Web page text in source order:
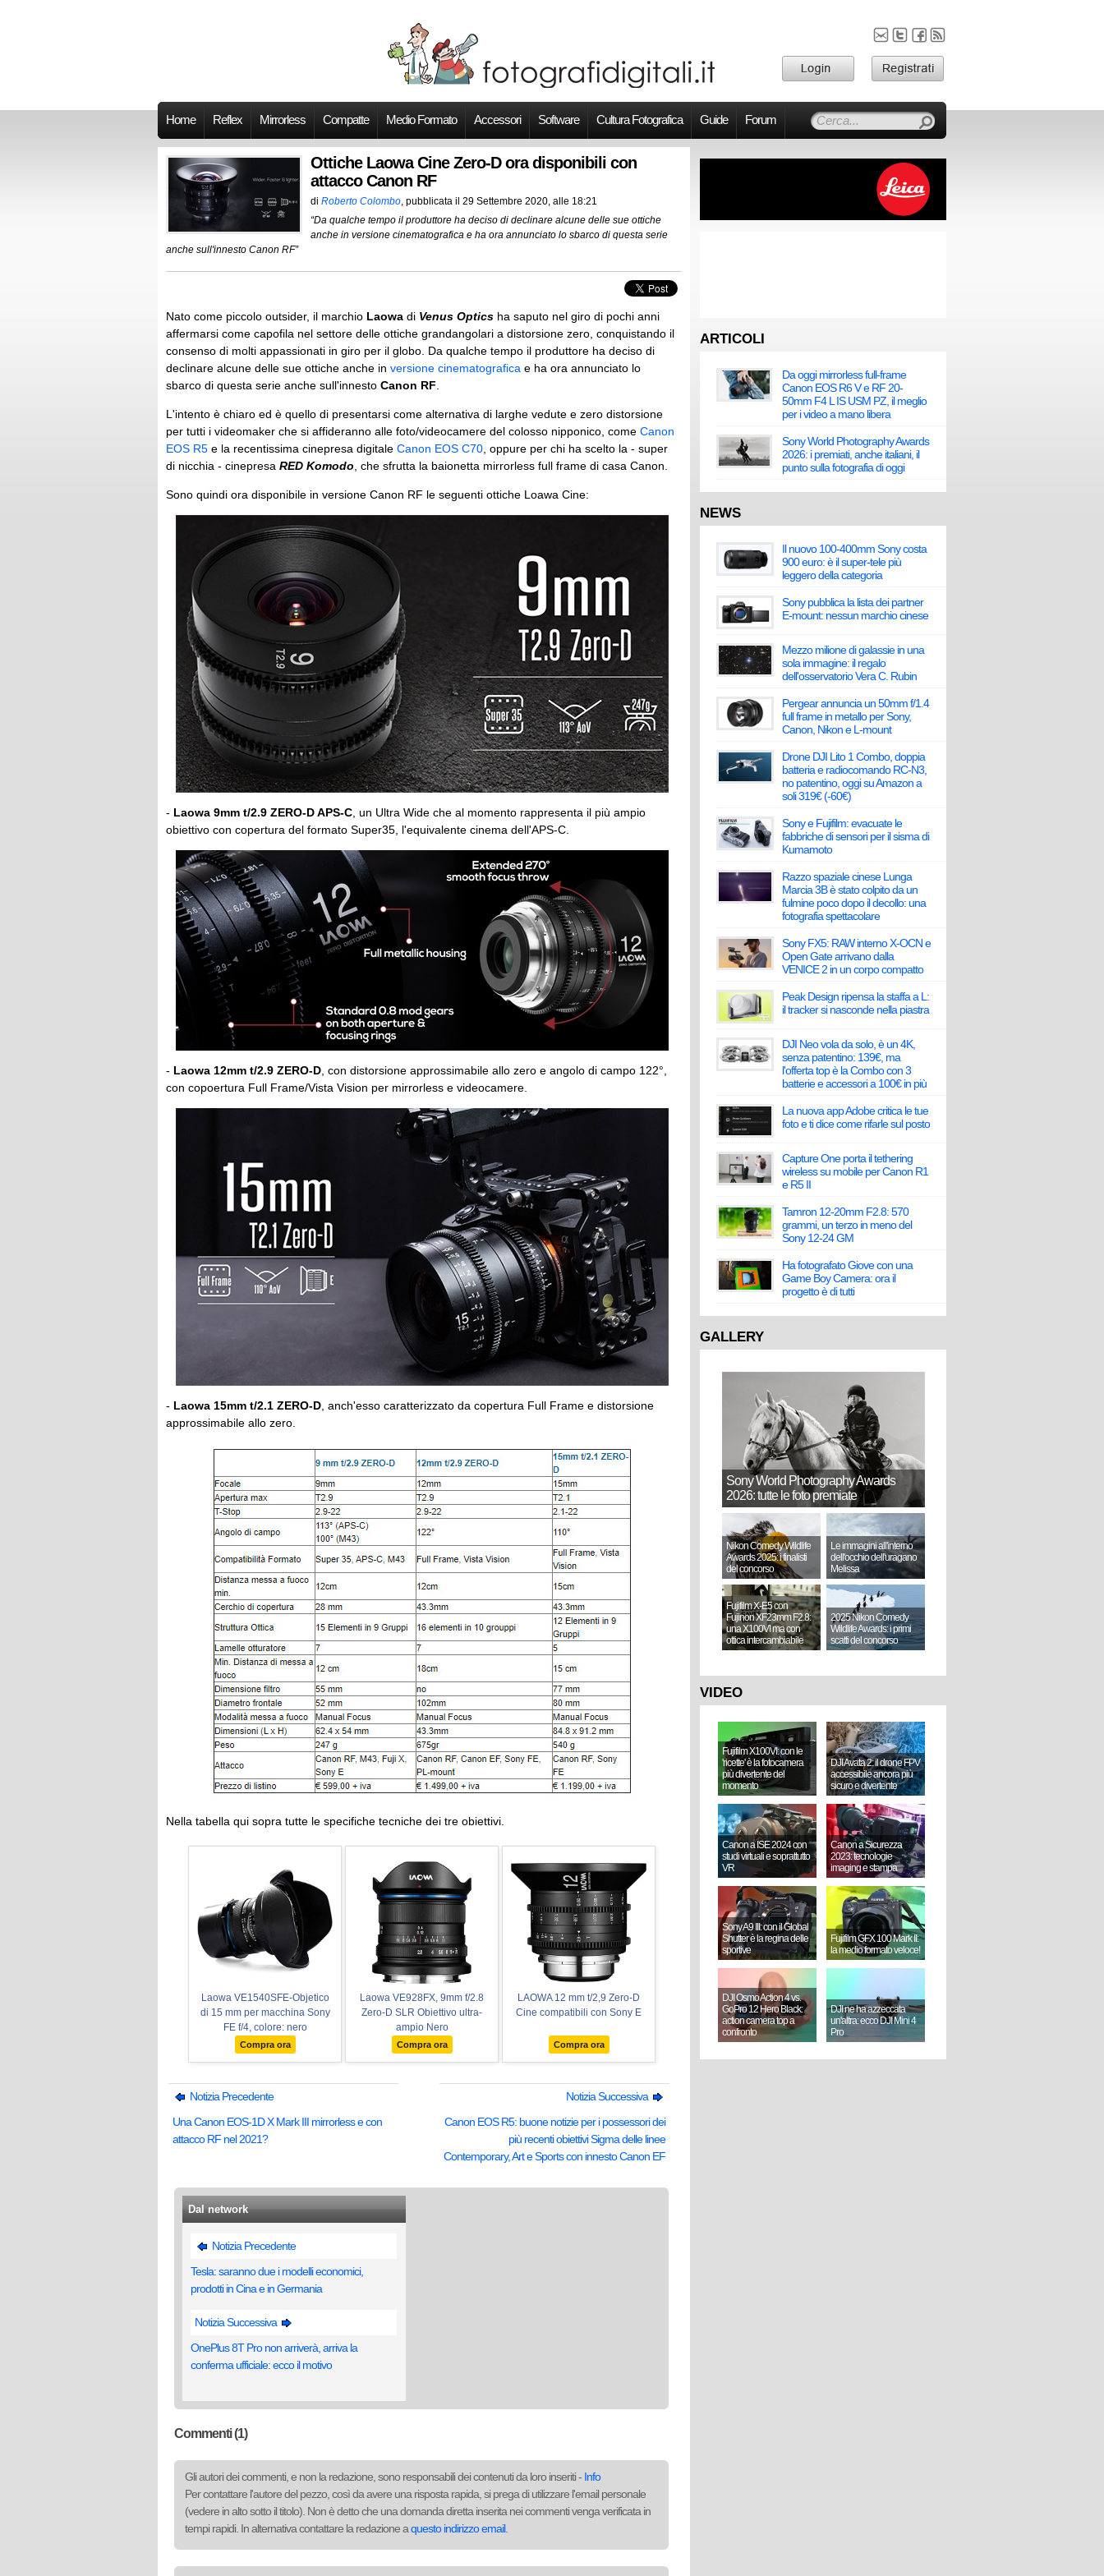
Home Reflex Mirrorless Compatte Medio Formato Accessori Software Cultura Fotografica Guide Forum
Ottiche Laowa Cine Zero-D ora disponibili con
attacco Canon RF
di Roberto Colombo, pubblicata il 29 Settembre 2020, alle 18:21
“Da qualche tempo il produttore ha deciso di declinare alcune delle sue ottiche
anche in versione cinematografica e ha ora annunciato lo sbarco di questa serie
anche sull'innesto Canon RF”
Nato come piccolo outsider, il marchio Laowa di Venus Optics ha saputo nel giro di pochi anni
affermarsi come capofila nel settore delle ottiche grandangolari a distorsione zero, conquistando il
consenso di molti appassionati in giro per il globo. Da qualche tempo il produttore ha deciso di
declinare alcune delle sue ottiche anche in versione cinematografica e ha ora annunciato lo
sbarco di questa serie anche sull'innesto Canon RF
L'intento è chiaro ed è quello di presentarsi come alternativa di larghe vedute e zero distorsione
per tutti i videomaker che si affideranno alle foto/videocamere del colosso nipponico, come Canon
EOS R5 e la recentissima cinepresa digitale Canon EOS C70 , oppure per chi ha scelto la - super
di nicchia - cinepresa RED Komodo , che sfrutta la baionetta mirrorless full frame di casa Canon.
Sono quindi ora disponibile in versione Canon RF le seguenti ottiche Loawa Cine:
- Laowa 9mm t/2.9 ZERO-D APS-C , un Ultra Wide che al momento rappresenta il più ampio
obiettivo con copertura del formato Super35, l'equivalente cinema dell'APS-C.
- Laowa 12mm t/2.9 ZERO-D , con distorsione approssimabile allo zero e angolo di campo 122°,
con copoertura Full Frame/Vista Vision per mirrorless e videocamere.
- Laowa 15mm t/2.1 ZERO-D , anch'esso caratterizzato da copertura Full Frame e distorsione
approssimabile allo zero.
Nella tabella qui sopra tutte le specifiche tecniche dei tre obiettivi.
Laowa VE1540SFE-Objetico
di 15 mm per macchina Sony
FE f/4, colore: nero
Compra ora
Laowa VE928FX, 9mm f/2.8
Zero-D SLR Obiettivo ultra-
ampio Nero
Compra ora
LAOWA 12 mm t/2,9 Zero-D
Cine compatibili con Sony E
Compra ora
Notizia Precedente
Una Canon EOS-1D X Mark III mirrorless e con
attacco RF nel 2021?
Notizia Successiva
Canon EOS R5: buone notizie per i possessori dei
più recenti obiettivi Sigma delle linee
Contemporary, Art e Sports con innesto Canon EF
Dal network
Notizia Precedente
Tesla: saranno due i modelli economici,
prodotti in Cina e in Germania
Notizia Successiva
OnePlus 8T Pro non arriverà, arriva la
conferma ufficiale: ecco il motivo
Commenti (1)
Gli autori dei commenti, e non la redazione, sono responsabili dei contenuti da loro inseriti - Info
Per contattare l'autore del pezzo, così da avere una risposta rapida, si prega di utilizzare l'email personale
(vedere in alto sotto il titolo). Non è detto che una domanda diretta inserita nei commenti venga verificata in
tempi rapidi. In alternativa contattare la redazione aquesto indirizzo email.
ARTICOLI
Da oggi mirrorless full-frame
Canon EOS R6 V e RF 20-
50mm F4 L IS USM PZ, il meglio
per i video a mano libera
Sony World Photography Awards
2026: i premiati, anche italiani, il
punto sulla fotografia di oggi
NEWS
Il nuovo 100-400mm Sony costa
900 euro: è il super-tele più
leggero della categoria
Sony pubblica la lista dei partner
E-mount: nessun marchio cinese
Mezzo milione di galassie in una
sola immagine: il regalo
dell'osservatorio Vera C. Rubin
Pergear annuncia un 50mm f/1.4
full frame in metallo per Sony,
Canon, Nikon e L-mount
Drone DJI Lito 1 Combo, doppia
batteria e radiocomando RC-N3,
no patentino, oggi su Amazon a
soli 319€ (-60€)
Sony e Fujifilm: evacuate le
fabbriche di sensori per il sisma di
Kumamoto
Razzo spaziale cinese Lunga
Marcia 3B è stato colpito da un
fulmine poco dopo il decollo: una
fotografia spettacolare
Sony FX5: RAW interno X-OCN e
Open Gate arrivano dalla
VENICE 2 in un corpo compatto
Peak Design ripensa la staffa a L:
il tracker si nasconde nella piastra
DJI Neo vola da solo, è un 4K,
senza patentino: 139€, ma
l'offerta top è la Combo con 3
batterie e accessori a 100€ in più
La nuova app Adobe critica le tue
foto e ti dice come rifarle sul posto
Capture One porta il tethering
wireless su mobile per Canon R1
e R5 II
Tamron 12-20mm F2.8: 570
grammi, un terzo in meno del
Sony 12-24 GM
Ha fotografato Giove con una
Game Boy Camera: ora il
progetto è di tutti
GALLERY
Sony World Photography Awards
2026: tutte le foto premiate
Nikon Comedy Wildlife
Awards 2025: i finalisti
del concorso
Le immagini all'interno
dell'occhio dell'uragano
Melissa
Fujifilm X-E5 con
Fujinon XF23mm F2.8:
una X100VI ma con
ottica intercambiabile
2025 Nikon Comedy
Wildlife Awards: i primi
scatti del concorso
VIDEO
Fujifilm X100VI: con le
'ricette' è la fotocamera
più divertente del
momento
DJI Avata 2: il drone FPV
accessibile ancora più
sicuro e divertente
Canon a ISE 2024 con
studi virtuali e soprattutto
VR
Canon a Sicurezza
2023: tecnologie
imaging e stampa
Sony A9 III: con il Global
Shutter è la regina delle
sportive
Fujifilm GFX 100 Mark II:
la medio formato veloce!
DJI Osmo Action 4 vs.
GoPro 12 Hero Black:
action camera top a
confronto
DJI ne ha azzeccata
un'altra: ecco DJI Mini 4
Pro